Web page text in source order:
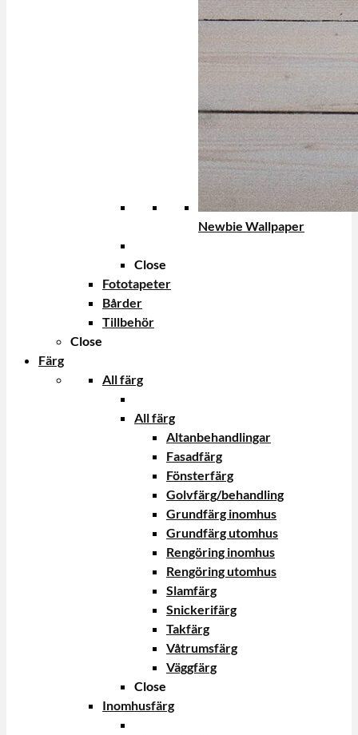
Newbie Wallpaper
Close
Fototapeter
Bårder
Tillbehör
Close
Färg
All färg
All färg
Altanbehandlingar
Fasadfärg
Fönsterfärg
Golvfärg/behandling
Grundfärg inomhus
Grundfärg utomhus
Rengöring inomhus
Rengöring utomhus
Slamfärg
Snickerifärg
Takfärg
Våtrumsfärg
Väggfärg
Close
Inomhusfärg